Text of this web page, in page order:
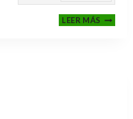
LEER MÁS